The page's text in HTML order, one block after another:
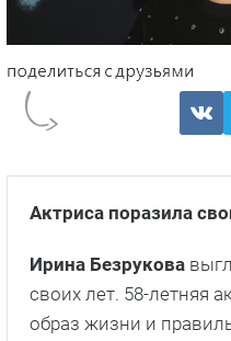
Актриса поразила
Ирина Безрукова
своих лет. 58-летняя
образ жизни и